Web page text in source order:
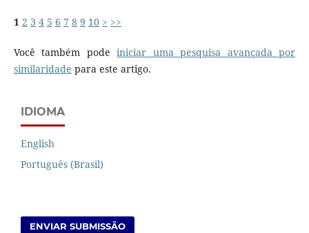
1 2 3 4 5 6 7 8 9 10 > >>
Você também podeiniciar uma pesquisa avançada por
similaridade para este artigo.
IDIOMA
English
Português (Brasil)
ENVIAR SUBMISSÃO